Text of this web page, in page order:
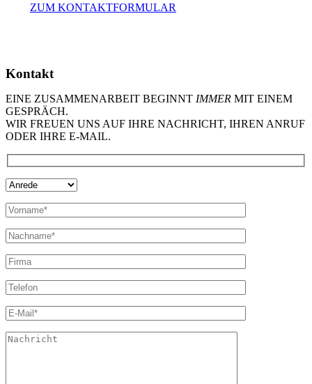
ZUM KONTAKTFORMULAR
Kontakt
EINE ZUSAMMENARBEIT BEGINNT IMMER MIT EINEM
GESPRÄCH.
WIR FREUEN UNS AUF IHRE NACHRICHT, IHREN ANRUF
ODER IHRE E-MAIL.